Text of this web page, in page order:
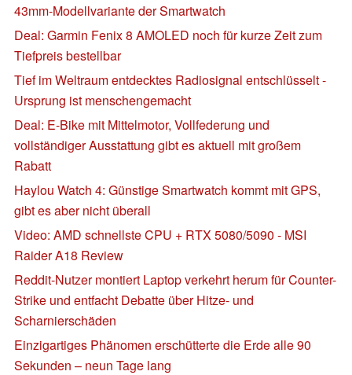
43mm-Modellvariante der Smartwatch
Deal: Garmin Fenix 8 AMOLED noch für kurze Zeit zum
Tiefpreis bestellbar
Tief im Weltraum entdecktes Radiosignal entschlüsselt -
Ursprung ist menschengemacht
Deal: E-Bike mit Mittelmotor, Vollfederung und
vollständiger Ausstattung gibt es aktuell mit großem
Rabatt
Haylou Watch 4: Günstige Smartwatch kommt mit GPS,
gibt es aber nicht überall
Video: AMD schnellste CPU + RTX 5080/5090 - MSI
Raider A18 Review
Reddit-Nutzer montiert Laptop verkehrt herum für Counter-
Strike und entfacht Debatte über Hitze- und
Scharnierschäden
Einzigartiges Phänomen erschütterte die Erde alle 90
Sekunden – neun Tage lang